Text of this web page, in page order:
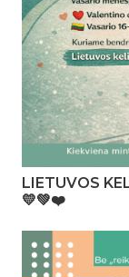
LIETUVOS
💛💚❤️